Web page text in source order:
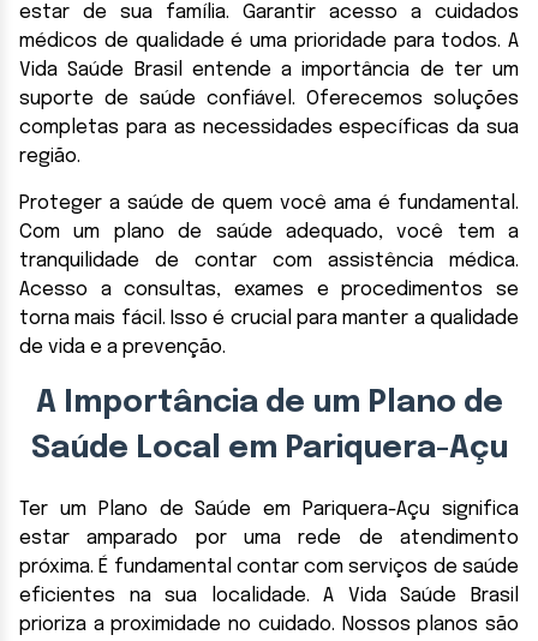
estar de sua família. Garantir acesso a cuidados
médicos de qualidade é uma prioridade para todos. A
Vida Saúde Brasil entende a importância de ter um
suporte de saúde confiável. Oferecemos soluções
completas para as necessidades específicas da sua
região.
Proteger a saúde de quem você ama é fundamental.
Com um plano de saúde adequado, você tem a
tranquilidade de contar com assistência médica.
Acesso a consultas, exames e procedimentos se
torna mais fácil. Isso é crucial para manter a qualidade
de vida e a prevenção.
A Importância de um Plano de
Saúde Local em Pariquera-Açu
Ter um Plano de Saúde em Pariquera-Açu significa
estar amparado por uma rede de atendimento
próxima. É fundamental contar com serviços de saúde
eficientes na sua localidade. A Vida Saúde Brasil
prioriza a proximidade no cuidado. Nossos planos são